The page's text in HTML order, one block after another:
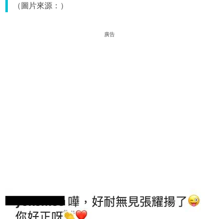
（圖片來源：）
廣告